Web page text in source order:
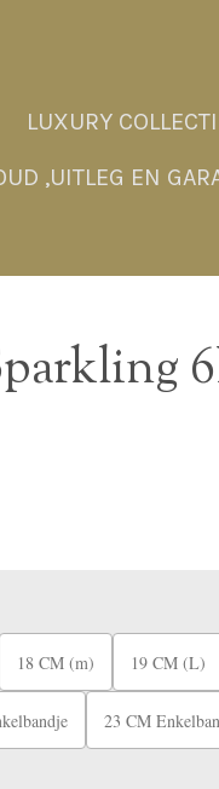
LUXURY
,UITLEG EN
18 CM (m) 19 CM (L)
23 CM